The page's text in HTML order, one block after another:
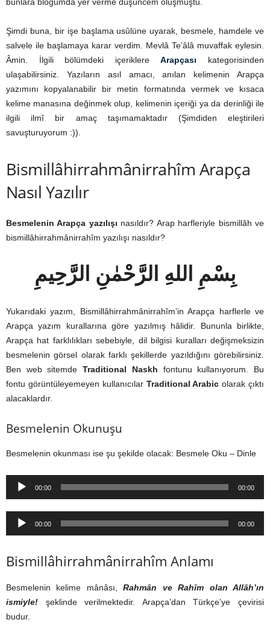
Şimdi buna, bir işe başlama usûlüne uyarak, besmele, hamdele ve
salvele ile başlamaya karar verdim. Mevlâ Te’âlâ muvaffak eylesin.
Âmin. İlgili bölümdeki içeriklereArapçası kategorisinden
ulaşabilirsiniz. Yazıların asıl amacı, anılan kelimenin Arapça
yazımını kopyalanabilir bir metin formatında vermek ve kısaca
kelime manasına değinmek olup, kelimenin içeriği ya da derinliği ile
ilgili ilmî bir amaç taşımamaktadır (Şimdiden eleştirileri
savuşturuyorum :)).
Bismillâhirrahmânirrahîm Arapça
Nasıl Yazılır
Besmelenin Arapça yazılışı nasıldır? Arap harfleriyle bismillâh ve
bismillâhirrahmânirrahîm yazılışı nasıldır?
بِسْمِ اللهِ الرَّحْمٰنِ الرَّحِيمِ
Yukarıdaki yazım, Bismillâhirrahmânirrahîm’in Arapça harflerle ve
Arapça yazım kurallarına göre yazılmış hâlidir. Bununla birlikte,
Arapça hat farklılıkları sebebiyle, dil bilgisi kuralları değişmeksizin
besmelenin görsel olarak farklı şekillerde yazıldığını görebilirsiniz.
Ben web sitemdeTraditional Naskh fontunu kullanıyorum. Bu
fontu görüntüleyemeyen kullanıcılar Traditional Arabic olarak çıktı
alacaklardır.
Besmelenin Okunuşu
Besmelenin okunması ise şu şekilde olacak: Besmele Oku – Dinle
Ses
00:00 00:00
Ses
00:00 00:00
Bismillâhirrahmânirrahîm Anlamı
Besmelenin kelime mânâsı,Rahmân ve Rahîm olan Allâh’ın
ismiyle! şeklinde verilmektedir. Arapça’dan Türkçe’ye çevirisi
budur.